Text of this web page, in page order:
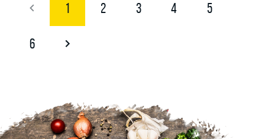
1 2 3 4 5
6